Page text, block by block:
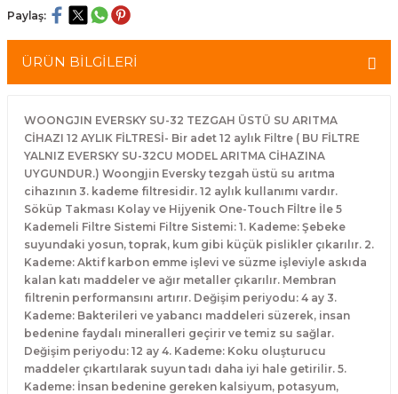
Paylaş:
ÜRÜN BİLGİLERİ
WOONGJIN EVERSKY SU-32 TEZGAH ÜSTÜ SU ARITMA
CİHAZI 12 AYLIK FİLTRESİ- Bir adet 12 aylık Filtre ( BU FİLTRE
YALNIZ EVERSKY SU-32CU MODEL ARITMA CİHAZINA
UYGUNDUR.) Woongjin Eversky tezgah üstü su arıtma
cihazının 3. kademe filtresidir. 12 aylık kullanımı vardır.
Söküp Takması Kolay ve Hijyenik One-Touch Fİltre İle 5
Kademeli Filtre Sistemi Filtre Sistemi: 1. Kademe: Şebeke
suyundaki yosun, toprak, kum gibi küçük pislikler çıkarılır. 2.
Kademe: Aktif karbon emme işlevi ve süzme işleviyle askıda
kalan katı maddeler ve ağır metaller çıkarılır. Membran
filtrenin performansını artırır. Değişim periyodu: 4 ay 3.
Kademe: Bakterileri ve yabancı maddeleri süzerek, insan
bedenine faydalı mineralleri geçirir ve temiz su sağlar.
Değişim periyodu: 12 ay 4. Kademe: Koku oluşturucu
maddeler çıkartılarak suyun tadı daha iyi hale getirilir. 5.
Kademe: İnsan bedenine gereken kalsiyum, potasyum,